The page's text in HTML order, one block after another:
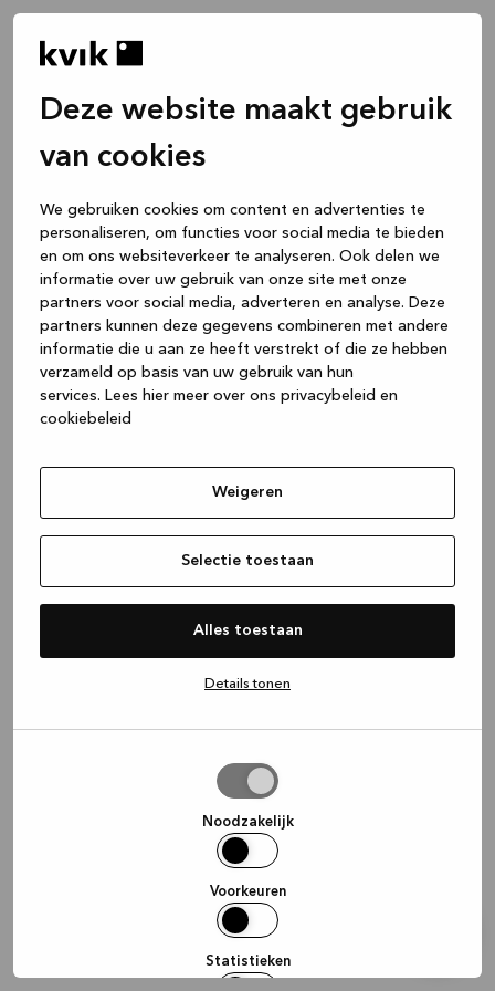
Deze website maakt gebruik
van cookies
We gebruiken cookies om content en advertenties te
personaliseren, om functies voor social media te bieden
en om ons websiteverkeer te analyseren. Ook delen we
informatie over uw gebruik van onze site met onze
partners voor social media, adverteren en analyse. Deze
partners kunnen deze gegevens combineren met andere
informatie die u aan ze heeft verstrekt of die ze hebben
verzameld op basis van uw gebruik van hun
services. Lees hier meer over ons privacybeleid en
cookiebeleid
Weigeren
Selectie toestaan
Alles toestaan
Details tonen
Noodzakelijk
Voorkeuren
Statistieken
(see the browser console for more
information).